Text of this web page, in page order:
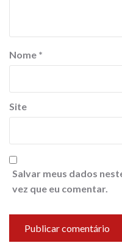
Nome *
Site
Salvar meus dados
vez que eu comentar.